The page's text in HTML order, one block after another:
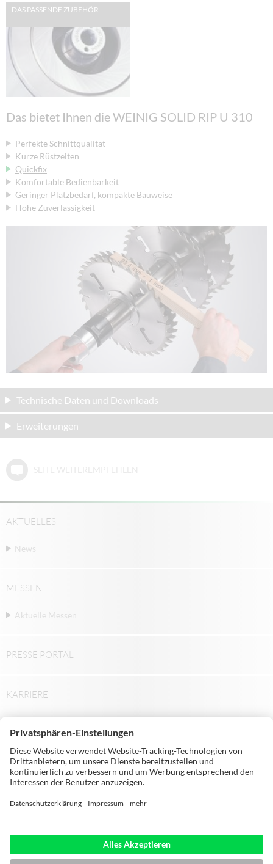
DAS PASSENDE ZUBEHÖR
Das bietet Ihnen die WEINIG SOLID RIP U 310
Perfekte Schnittqualität
Kurze Rüstzeiten
Quickfix
Komfortable Bedienbarkeit
Geringer Platzbedarf, kompakte Bauweise
Hohe Zuverlässigkeit
Technische Daten und Downloads
Erweiterungen
AKTUELLES
News
MESSEN
Aktuelle Messen
PRESSE PORTAL
KARRIERE
97941 Tauberbischofsheim | Germany |
Telephone: +49 9341 860